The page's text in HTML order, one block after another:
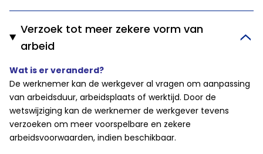
Verzoek tot meer zekere vorm van
arbeid
Wat is er veranderd?
De werknemer kan de werkgever al vragen om aanpassing
van arbeidsduur, arbeidsplaats of werktijd. Door de
wetswijziging kan de werknemer de werkgever tevens
verzoeken om meer voorspelbare en zekere
arbeidsvoorwaarden, indien beschikbaar.